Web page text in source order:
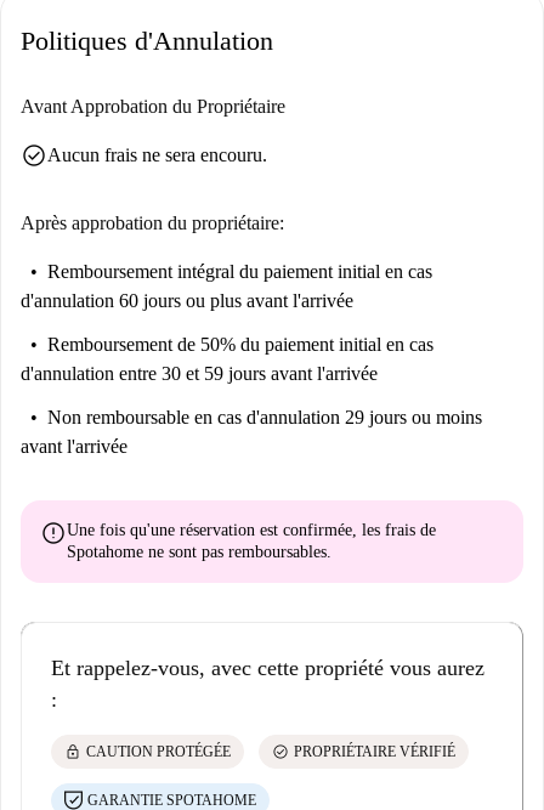
Politiques d'Annulation
Avant Approbation du Propriétaire
check_circleAucun frais ne sera encouru.
Après approbation du propriétaire:
Remboursement intégral du paiement initial en cas
d'annulation 60 jours ou plus avant l'arrivée
Remboursement de 50% du paiement initial en cas
d'annulation entre 30 et 59 jours avant l'arrivée
Non remboursable en cas d'annulation 29 jours ou moins
avant l'arrivée
errorUne fois qu'une réservation est confirmée, les frais de
Spotahome ne sont pas remboursables
Et rappelez-vous, avec cette propriété vous aurez
:
lock CAUTION PROTÉGÉE check_circle PROPRIÉTAIRE VÉRIFIÉ
GARANTIE SPOTAHOME